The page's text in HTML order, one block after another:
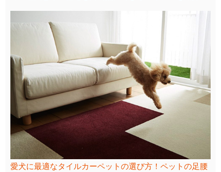
愛犬に最適なタイルカーペットの選び方！ペットの足腰